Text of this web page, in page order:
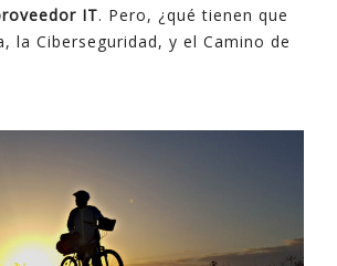
IT. Pero, ¿qué tienen que
la Ciberseguridad, y el Camino de